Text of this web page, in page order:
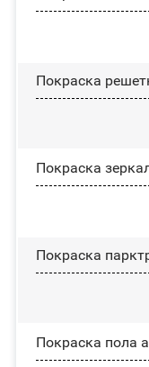
Покраска
Покраска
Покраска
Покраска пола